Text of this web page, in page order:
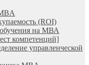
(ROI)
на МВА
компетенций]
управленческой